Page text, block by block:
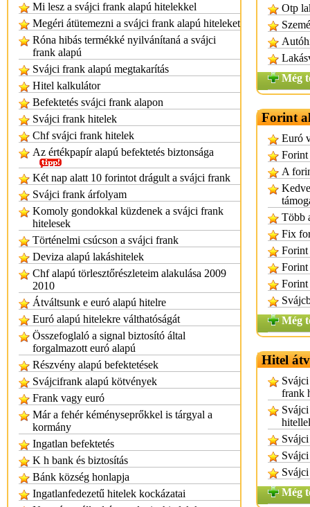
Mi lesz a svájci frank alapú hitelekkel
Megéri átütemezni a svájci frank alapú hiteleket
Róna hibás termékké nyilvánítaná a svájci
frank alapú
Svájci frank alapú megtakarítás
Hitel kalkulátor
Befektetés svájci frank alapon
Svájci frank hitelek
Chf svájci frank hitelek
Az értékpapír alapú befektetés biztonsága
Két nap alatt 10 forintot drágult a svájci frank
Svájci frank árfolyam
Komoly gondokkal küzdenek a svájci frank
hitelesek
Történelmi csúcson a svájci frank
Deviza alapú lakáshitelek
Chf alapú törlesztőrészleteim alakulása 2009
2010
Átváltsunk e euró alapú hitelre
Euró alapú hitelekre válthatóságát
Összefoglaló a signal biztosító által
forgalmazott euró alapú
Részvény alapú befektetések
Svájcifrank alapú kötvények
Frank vagy euró
Már a fehér kéményseprőkkel is tárgyal a
kormány
Ingatlan befektetés
K h bank és biztosítás
Bánk község honlapja
Ingatlanfedezetű hitelek kockázatai
Otp
Még
Forint
Euró
Forint
A
Több
Fix
Forint
Forint
Forint
Még
Hitel
frank
hitellel
Még